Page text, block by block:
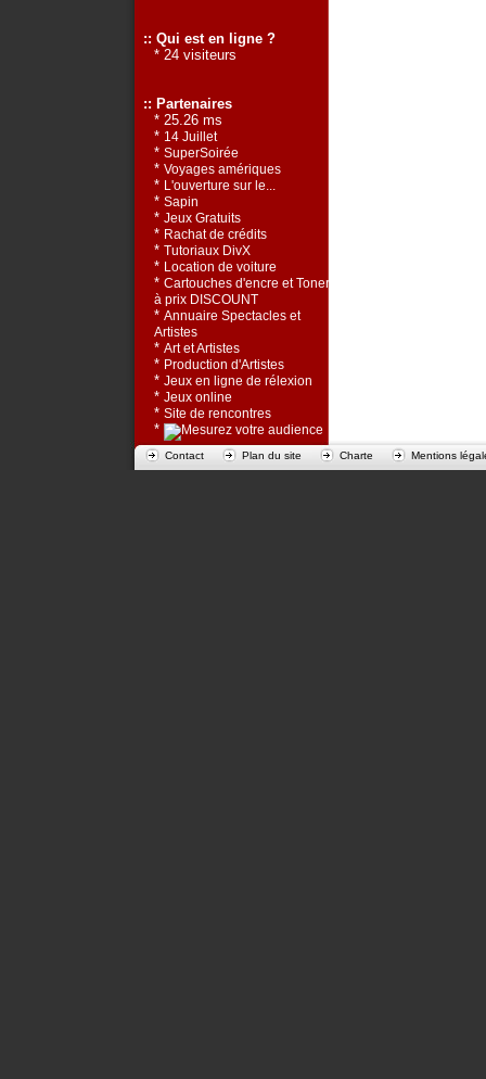
:: Qui est en ligne ?
* 24 visiteurs
:: Partenaires
* 25.26 ms
* 14 Juillet
* SuperSoirée
* Voyages amériques
* L'ouverture sur le...
* Sapin
* Jeux Gratuits
* Rachat de crédits
* Tutoriaux DivX
* Location de voiture
* Cartouches d'encre et Toners
à prix DISCOUNT
* Annuaire Spectacles et
Artistes
* Art et Artistes
* Production d'Artistes
* Jeux en ligne de rélexion
* Jeux online
* Site de rencontres
*
Contact Plan du site Charte Mentions